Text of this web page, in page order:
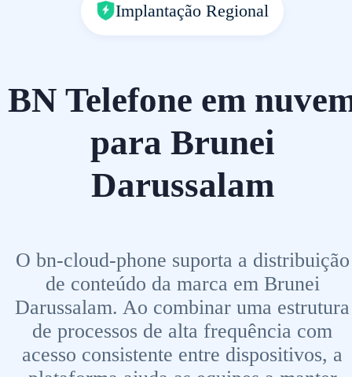
Implantação Regional
BN Telefone em
para Brunei
Darussalam
O bn-cloud-phone suporta a distribuição
de conteúdo da marca em Brunei
Darussalam. Ao combinar uma estrutura
de processos de alta frequência com
acesso consistente entre dispositivos, a